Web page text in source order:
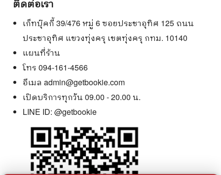
ติดต่อเรา
เก็ทบุ๊คกี้ 39/476 หมู่ 6 ซอยประชาอุทิศ 125 ถนน
ประชาอุทิศ แขวงทุ่งครุ เขตทุ่งครุ กทม. 10140
แผนที่ร้าน
โทร 094-161-4566
อีเมล admin@getbookie.com
เปิดบริการทุกวัน 09.00 - 20.00 น.
LINE ID: @getbookie